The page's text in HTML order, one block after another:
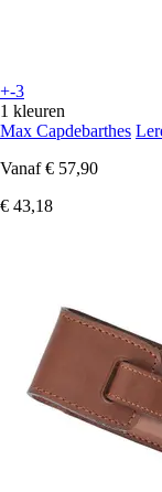
+-3
1 kleuren
Max Capdebarthes
Vanaf € 57,90
€ 43,18